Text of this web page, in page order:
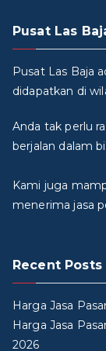
Pusat Las
Pusat Las Baja
didapatkan di
Anda tak perlu
berjalan dalam
Kami juga
menerima jasa
Recent Posts
Harga Jasa
Harga Jasa
2026